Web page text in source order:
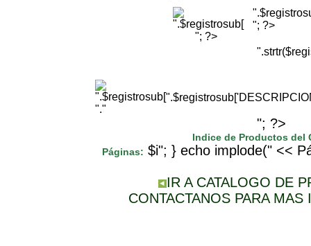
"; ?>
"; ?>
"."
"; ?>
Indice de Productos del
Páginas: $i"; } echo implode(" <<
IR A CATALOGO DE
CONTACTANOS PARA